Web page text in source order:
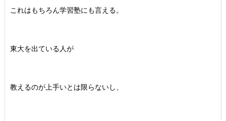
これはもちろん学習塾にも言える。
東大を出ている人が
教えるのが上手いとは限らないし、